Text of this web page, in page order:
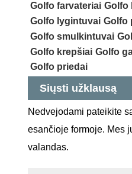
Golfo farvateriai Golfo
Golfo lygintuvai Golfo
Golfo smulkintuvai
Golfo krepšiai Golfo
Golfo priedai
Siųsti užklausą
Nedvejodami pateikite
esančioje formoje. Mes
valandas.